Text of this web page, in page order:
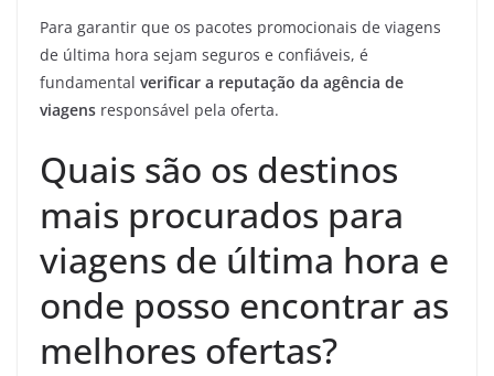
Para garantir que os pacotes promocionais de viagens
de última hora sejam seguros e confiáveis, é
fundamental verificar a reputação da agência de
viagens responsável pela oferta.
Quais são os destinos
mais procurados para
viagens de última hora e
onde posso encontrar as
melhores ofertas?